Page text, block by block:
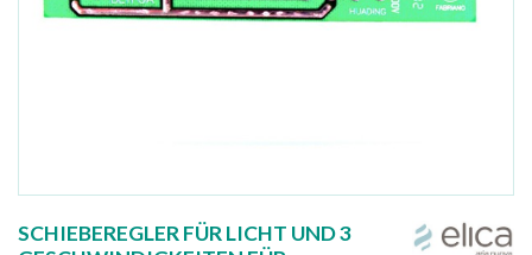
SCHIEBEREGLER FÜR LICHT UND 3